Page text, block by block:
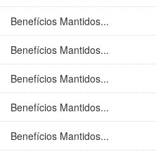
Benefícios Mantidos...
Benefícios Mantidos...
Benefícios Mantidos...
Benefícios Mantidos...
Benefícios Mantidos...